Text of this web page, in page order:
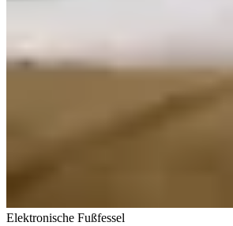
Elektronische Fußfessel